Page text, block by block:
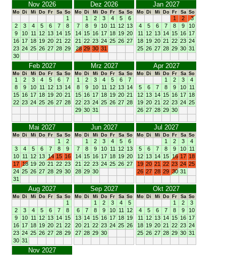
Nov 2026
Mo Di Mi Do Fr Sa So
1
2
3 4 5 6 7
8
9
10 11 12 13 14 15
16 17 18 19 20 21
22
23 24 25 26 27 28 29
30
Dez 2026
Mo Di Mi Do Fr Sa So
1 2 3 4 5
6
7
8 9 10 11 12 13
14 15 16 17 18 19 20
21
22 23 24 25 26 27
28 29 30 31
Jan 2027
Mo Di Mi Do Fr Sa So
1 2
3
4
5 6 7 8 9
10
11
12 13 14 15 16 17
18 19 20 21 22 23 24
25 26 27 28 29 30 31
Feb 2027
Mo Di Mi Do Fr Sa So
1 2 3 4 5 6
7
8
9 10 11 12 13 14
15 16 17 18 19 20 21
22 23 24 25 26 27 28
Mrz 2027
Mo Di Mi Do Fr Sa So
1 2 3 4 5 6
7
8
9 10 11 12 13 14
15 16 17 18 19 20 21
22 23 24 25 26 27 28
29 30 31
Apr 2027
Mo Di Mi Do Fr Sa So
1 2 3
4
5
6 7 8 9 10 11
12 13 14 15 16 17 18
19 20 21 22 23 24 25
26 27 28 29 30
Mai 2027
Mo Di Mi Do Fr Sa So
1
2
3
4 5 6 7 8
9
10 11 12 13 14 15 16
17 18 19 20 21 22 23
24 25 26 27 28 29 30
31
Jun 2027
Mo Di Mi Do Fr Sa So
1 2 3 4 5
6
7
8 9 10 11 12 13
14 15 16 17 18 19 20
21
22 23 24 25 26 27
28 29 30
Jul 2027
Mo Di Mi Do Fr Sa So
1 2 3
4
5
6 7 8 9 10 11
12 13 14 15 16 17 18
19 20 21 22 23 24 25
26 27 28 29 30 31
Aug 2027
Mo Di Mi Do Fr Sa So
1
2
3 4 5 6 7
8
9
10 11 12 13 14 15
16 17 18 19 20 21
22
23 24 25 26 27 28 29
30 31
Sep 2027
Mo Di Mi Do Fr Sa So
1 2 3 4
5
6
7 8 9 10 11
12
13 14 15 16 17 18 19
20 21 22 23 24 25 26
27 28 29 30
Okt 2027
Mo Di Mi Do Fr Sa So
1 2
3
4
5 6 7 8 9
10
11
12 13 14 15 16 17
18 19 20 21 22 23 24
25 26 27 28 29 30 31
Nov 2027